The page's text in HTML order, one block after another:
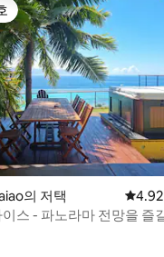
의 저택 평점
스 - 파노라마 전망을 즐